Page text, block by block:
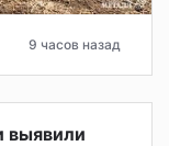
9 часов назад
выявили